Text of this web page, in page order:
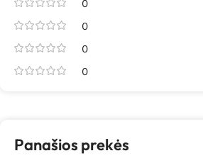
0
0
0
0
Panašios prekės